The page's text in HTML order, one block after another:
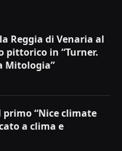
Reggia di Venaria al
pittorico in “Turner.
Mitologia”
primo “Nice climate
a clima e